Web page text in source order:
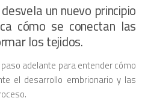
un nuevo principio
cómo se conectan las
los tejidos.
adelante para entender cómo
el desarrollo embrionario y las